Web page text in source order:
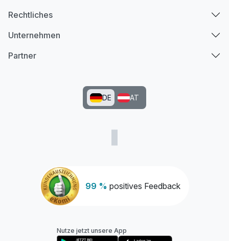
99 % positives Feedback
Rechtliches
Unternehmen
Partner
DE AT
Nutze jetzt unsere App